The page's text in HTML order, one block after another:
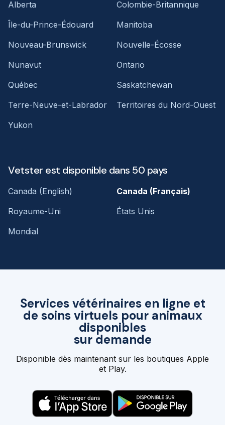
Services vétérinaires en ligne et
de soins virtuels pour animaux
disponibles
sur demande
Disponible dès maintenant sur les boutiques Apple
et Play.
Alberta
Colombie-Britannique
Île-du-Prince-Édouard
Manitoba
Nouveau-Brunswick
Nouvelle-Écosse
Nunavut
Ontario
Québec
Saskatchewan
Terre-Neuve-et-Labrador
Territoires du Nord-Ouest
Yukon
Vetster est disponible dans 50 pays
Canada (English)
Canada (Français)
Royaume-Uni
États Unis
Mondial